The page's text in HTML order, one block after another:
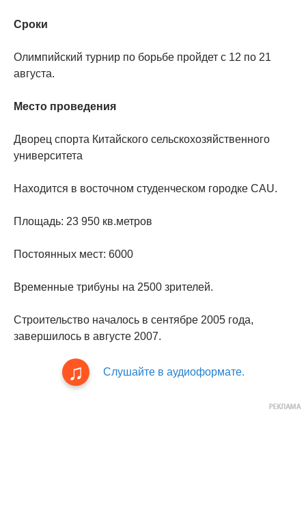
Сроки
Олимпийский турнир по борьбе пройдет с 12 по 21
августа.
Место проведения
Дворец спорта Китайского сельскохозяйственного
университета
Находится в восточном студенческом городке САU.
Площадь: 23 950 кв.метров
Постоянных мест: 6000
Временные трибуны на 2500 зрителей.
Строительство началось в сентябре 2005 года,
завершилось в августе 2007.
Слушайте в аудиоформате.